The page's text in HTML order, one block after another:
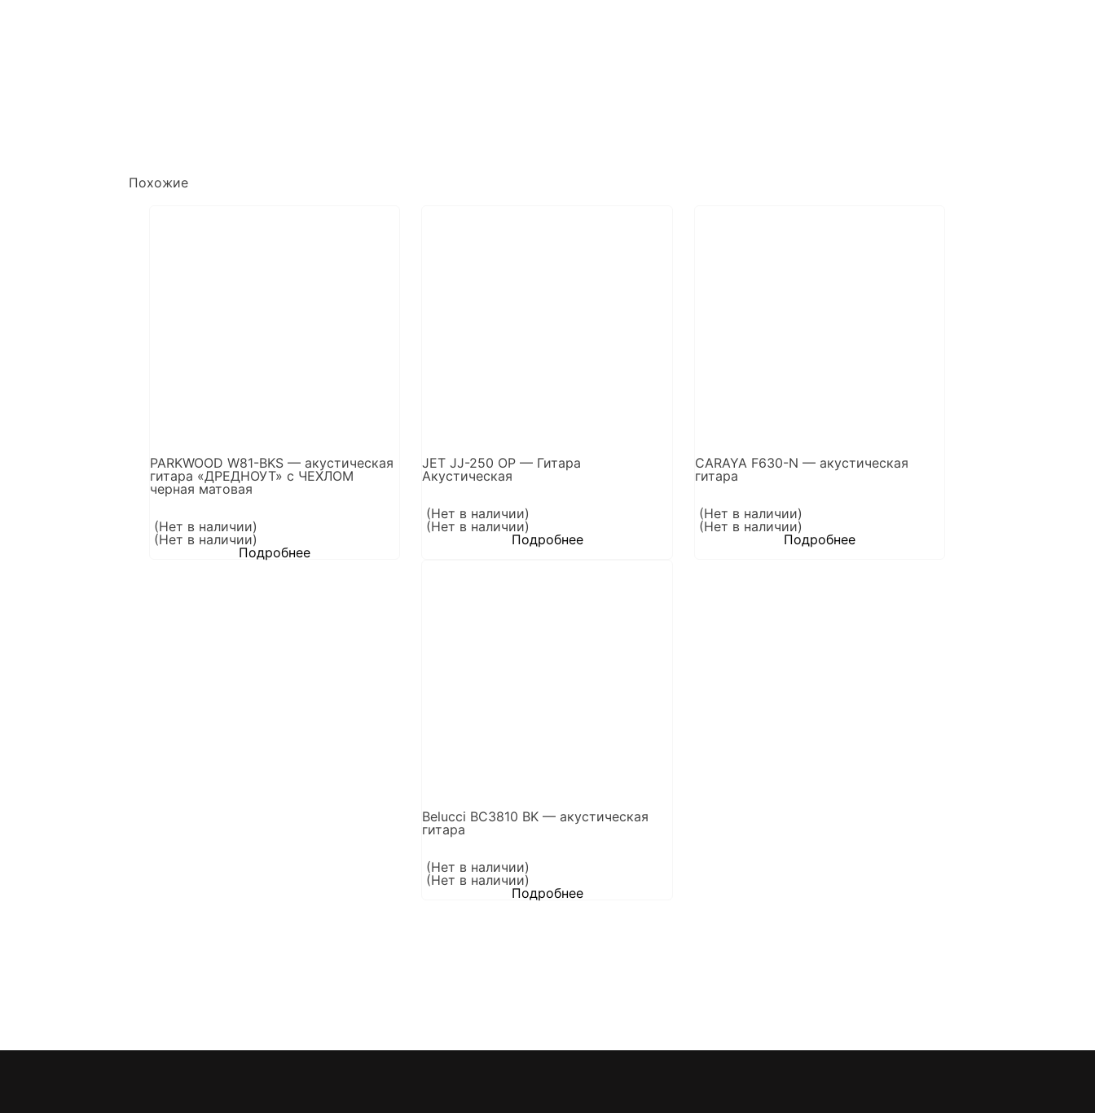
Похожие
PARKWOOD W81-BKS — акустическая
гитара «ДРЕДНОУТ» с ЧЕХЛОМ
черная матовая
(Нет в наличии)
(Нет в наличии)
Подробнее
JET JJ-250 OP — Гитара
Акустическая
(Нет в наличии)
(Нет в наличии)
Подробнее
CARAYA F630-N — акустическая
гитара
(Нет в наличии)
(Нет в наличии)
Подробнее
Belucci BC3810 BK — акустическая
гитара
(Нет в наличии)
(Нет в наличии)
Подробнее